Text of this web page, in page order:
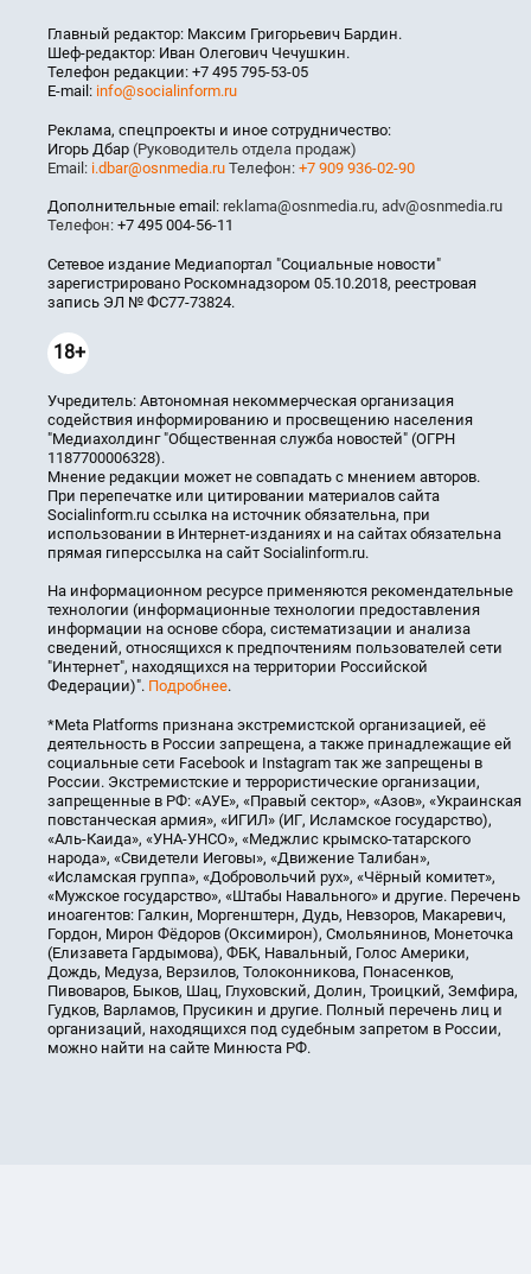
Главный редактор: Максим Григорьевич Бардин.
Шеф-редактор: Иван Олегович Чечушкин.
Телефон редакции: +7 495 795-53-05
E-mail: info@socialinform.ru
Реклама, спецпроекты и иное сотрудничество:
Игорь Дбар (Руководитель отдела продаж)
Email: i.dbar@osnmedia.ru Телефон: +7 909 936-02-90
Дополнительные email: reklama@osnmedia.ru, adv@osnmedia.ru
Телефон: +7 495 004-56-11
Сетевое издание Медиапортал "Социальные новости"
зарегистрировано Роскомнадзором 05.10.2018, реестровая
запись ЭЛ № ФС77-73824.
18+
Учредитель: Автономная некоммерческая организация
содействия информированию и просвещению населения
"Медиахолдинг "Общественная служба новостей" (ОГРН
1187700006328).
Мнение редакции может не совпадать с мнением авторов.
При перепечатке или цитировании материалов сайта
Socialinform.ru ссылка на источник обязательна, при
использовании в Интернет-изданиях и на сайтах обязательна
прямая гиперссылка на сайт Socialinform.ru.
На информационном ресурсе применяются рекомендательные
технологии (информационные технологии предоставления
информации на основе сбора, систематизации и анализа
сведений, относящихся к предпочтениям пользователей сети
"Интернет", находящихся на территории Российской
Федерации)". Подробнее.
*Meta Platforms признана экстремистской организацией, её
деятельность в России запрещена, а также принадлежащие ей
социальные сети Facebook и Instagram так же запрещены в
России. Экстремистские и террористические организации,
запрещенные в РФ: «АУЕ», «Правый сектор», «Азов», «Украинская
повстанческая армия», «ИГИЛ» (ИГ, Исламское государство),
«Аль-Каида», «УНА-УНСО», «Меджлис крымско-татарского
народа», «Свидетели Иеговы», «Движение Талибан»,
«Исламская группа», «Добровольчий рух», «Чёрный комитет»,
«Мужское государство», «Штабы Навального» и другие. Перечень
иноагентов: Галкин, Моргенштерн, Дудь, Невзоров, Макаревич,
Гордон, Мирон Фёдоров (Оксимирон), Смольянинов, Монеточка
(Елизавета Гардымова), ФБК, Навальный, Голос Америки,
Дождь, Медуза, Верзилов, Толоконникова, Понасенков,
Пивоваров, Быков, Шац, Глуховский, Долин, Троицкий, Земфира,
Гудков, Варламов, Прусикин и другие. Полный перечень лиц и
организаций, находящихся под судебным запретом в России,
можно найти на сайте Минюста РФ.